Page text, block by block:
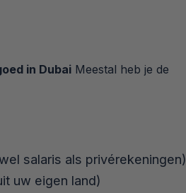
in DubaiMeestal heb je de
salaris als privérekeningen)
uw eigen land)